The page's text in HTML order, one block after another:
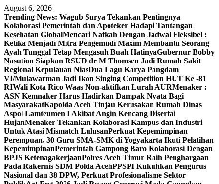
Skip
to
content
August 6, 2026
Trending News: Wagub Surya Tekankan Pentingnya
Kolaborasi Pemerintah dan Apoteker Hadapi Tantangan
Kesehatan GlobalMencari Nafkah Dengan Jadwal Fleksibel :
Ketika Menjadi Mitra Pengemudi Maxim Membantu Seorang
Ayah Tunggal Tetap Mengasuh Buah HatinyaGubernur Bobby
Nasution Siapkan RSUD dr M Thomsen Jadi Rumah Sakit
Regional Kepulauan NiasDua Lagu Karya Pangdam
VI/Mulawarman Jadi Ikon Singing Competition HUT Ke -81
RIWali Kota Rico Waas Non-aktifkan Lurah AURMenaker :
ASN Kemnaker Harus Hadirkan Dampak Nyata Bagi
MasyarakatKapolda Aceh Tinjau Kerusakan Rumah Dinas
Aspol Lamteumen I Akibat Angin Kencang Disertai
HujanMenaker Tekankan Kolaborasi Kampus dan Industri
Untuk Atasi Mismatch LulusanPerkuat Kepemimpinan
Perempuan, 30 Guru SMA-SMK di Yogyakarta Ikuti Pelatihan
KepemimpinanPemerintah Gampong Baro Kolaborasi Dengan
BPJS KetenagakerjaanPolres Aceh Timur Raih Penghargaan
Pada Rakernis SDM Polda AcehPPSPI Kukuhkan Pengurus
Nasional dan 38 DPW, Perkuat Profesionalisme Sektor